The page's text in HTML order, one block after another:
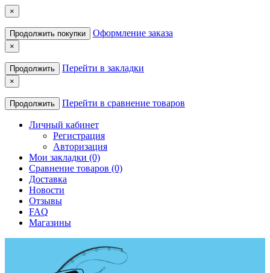
×
Продолжить покупки Оформление заказа
×
Продолжить Перейти в закладки
×
Продолжить Перейти в сравнение товаров
Личный кабинет
Регистрация
Авторизация
Мои закладки (0)
Сравнение товаров (0)
Доставка
Новости
Отзывы
FAQ
Магазины